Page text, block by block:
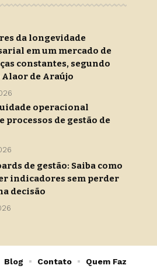
da longevidade
em um mercado de
constantes, segundo
de Araújo
operacional
processos de gestão de
de gestão: Saiba como
indicadores sem perder
decisão
Blog Contato Quem Faz